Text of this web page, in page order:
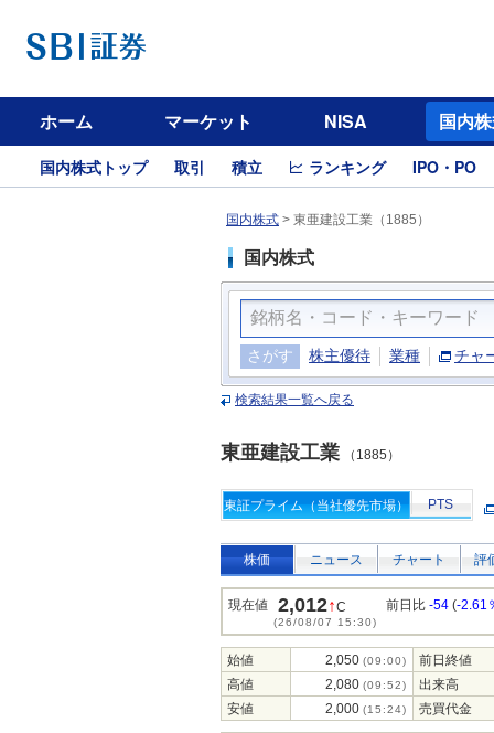
ホーム マーケット NISA 国内
国内株式トップ 取引 積立 ランキング IPO・PO
国内株式 > 東亜建設工業（1885）
国内株式
さがす 株主優待 業種 チャ
検索結果一覧へ戻る
東亜建設工業 （1885）
東証プライム（当社優先市場） PTS
株価 ニュース チャート 評
現在値 2,012↑C
(26/08/07 15:30)
前日比 -54 (-2.61
始値 2,050 (09:00)
前日終値
高値
2,080 (09:52)
出来高
安値
2,000 (15:24) 売買代金